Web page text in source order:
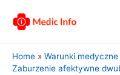
Home
Warunki
Zaburzenie afektywne